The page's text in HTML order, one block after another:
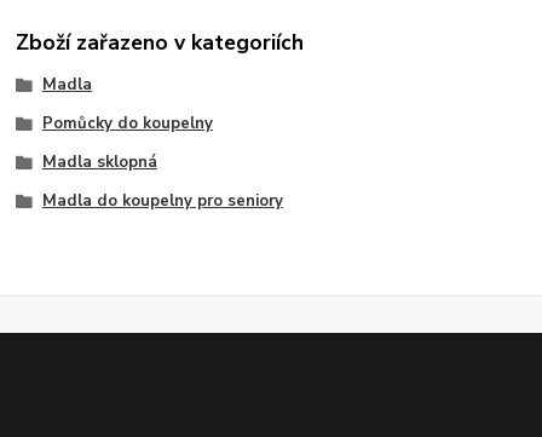
Zboží zařazeno v kategoriích
Madla
Pomůcky do koupelny
Madla sklopná
Madla do koupelny pro seniory